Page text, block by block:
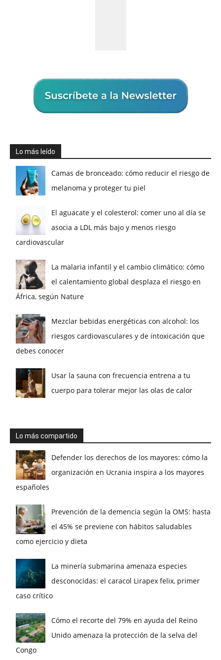
Lo más leído
Camas de bronceado: cómo reducir el riesgo de
melanoma y proteger tu piel
El aguacate y el colesterol: comer uno al día se
asocia a LDL más bajo y menos riesgo
cardiovascular
La malaria infantil y el cambio climático: cómo
el calentamiento global desplaza el riesgo en
África, según Nature
Mezclar bebidas energéticas con alcohol: los
riesgos cardiovasculares y de intoxicación que
debes conocer
Usar la sauna con frecuencia entrena a tu
cuerpo para tolerar mejor las olas de calor
Lo más compartido
Defender los derechos de los mayores: cómo la
organización en Ucrania inspira a los mayores
españoles
Prevención de la demencia según la OMS: hasta
el 45% se previene con hábitos saludables
como ejercicio y dieta
La minería submarina amenaza especies
desconocidas: el caracol Lirapex felix, primer
caso crítico
Cómo el recorte del 79% en ayuda del Reino
Unido amenaza la protección de la selva del
Congo